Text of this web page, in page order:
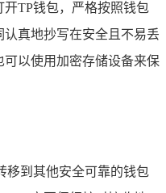
TP钱包，严格按照钱包
真地抄写在安全且不易丢
以使用加密存储设备来保
移到其他安全可靠的钱包